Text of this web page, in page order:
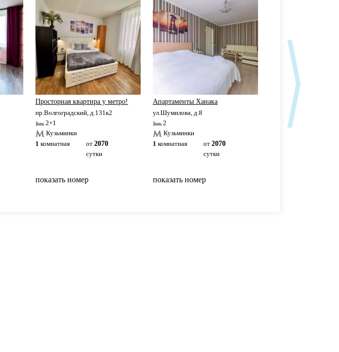
Просторная квартира у метро!
пр.Волгоградский, д.131к2
2+1
Кузьминки
1 комнатная от 2070
сутки
показать номер
Апартаменты Ханака
ул.Шумилова, д.8
2
Кузьминки
1 комнатная от 2070
сутки
показать номер
Апартаменты Ханака
ул.улица Юных